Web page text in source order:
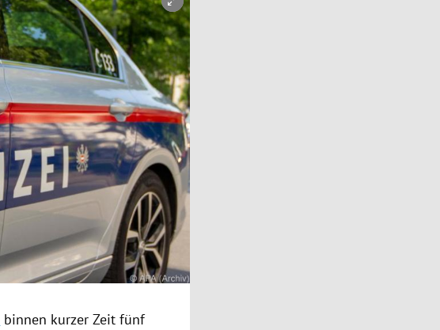
binnen kurzer Zeit fünf